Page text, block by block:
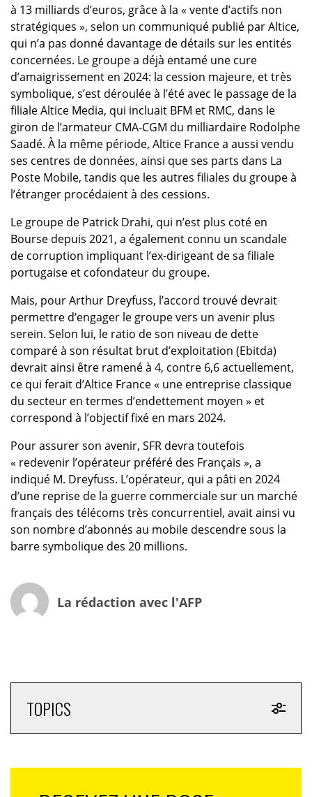
à 13 milliards d’euros, grâce à la « vente d’actifs non
stratégiques », selon un communiqué publié par Altice,
qui n’a pas donné davantage de détails sur les entités
concernées. Le groupe a déjà entamé une cure
d’amaigrissement en 2024: la cession majeure, et très
symbolique, s’est déroulée à l’été avec le passage de la
filiale Altice Media, qui incluait BFM et RMC, dans le
giron de l’armateur CMA-CGM du milliardaire Rodolphe
Saadé. À la même période, Altice France a aussi vendu
ses centres de données, ainsi que ses parts dans La
Poste Mobile, tandis que les autres filiales du groupe à
l’étranger procédaient à des cessions.
Le groupe de Patrick Drahi, qui n’est plus coté en
Bourse depuis 2021, a également connu un scandale
de corruption impliquant l’ex-dirigeant de sa filiale
portugaise et cofondateur du groupe.
Mais, pour Arthur Dreyfuss, l’accord trouvé devrait
permettre d’engager le groupe vers un avenir plus
serein. Selon lui, le ratio de son niveau de dette
comparé à son résultat brut d’exploitation (Ebitda)
devrait ainsi être ramené à 4, contre 6,6 actuellement,
ce qui ferait d’Altice France « une entreprise classique
du secteur en termes d’endettement moyen » et
correspond à l’objectif fixé en mars 2024.
Pour assurer son avenir, SFR devra toutefois
« redevenir l’opérateur préféré des Français », a
indiqué M. Dreyfuss. L’opérateur, qui a pâti en 2024
d’une reprise de la guerre commerciale sur un marché
français des télécoms très concurrentiel, avait ainsi vu
son nombre d’abonnés au mobile descendre sous la
barre symbolique des 20 millions.
La rédaction avec l'AFP
TOPICS